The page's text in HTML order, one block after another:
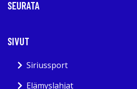
SEURATA
SIVUT
Siriussport
Elämyslahjat